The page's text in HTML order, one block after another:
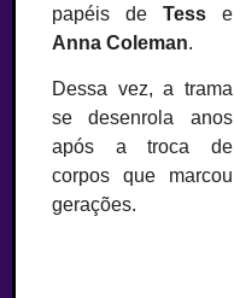
papéis de Tesse
Anna Coleman.
Dessa vez, a trama
se desenrola anos
após a troca de
corpos que marcou
gerações.